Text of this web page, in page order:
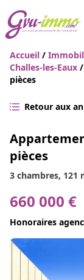
Accueil /
Challes-les-Eaux
pièces
Retour aux
pièces
3 chambres, 121
660 000 €
Honoraires